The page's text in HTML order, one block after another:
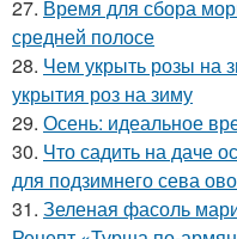
27. Время для сбора
средней полосе
28. Чем укрыть розы на
укрытия роз на зиму
29. Осень: идеальное
30. Что садить на даче
для подзимнего сева
31. Зеленая фасоль